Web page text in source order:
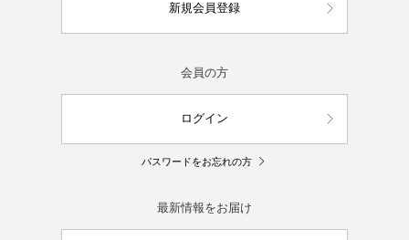
新規会員登録
会員の方
ログイン
パスワードをお忘れの方
最新情報をお届け